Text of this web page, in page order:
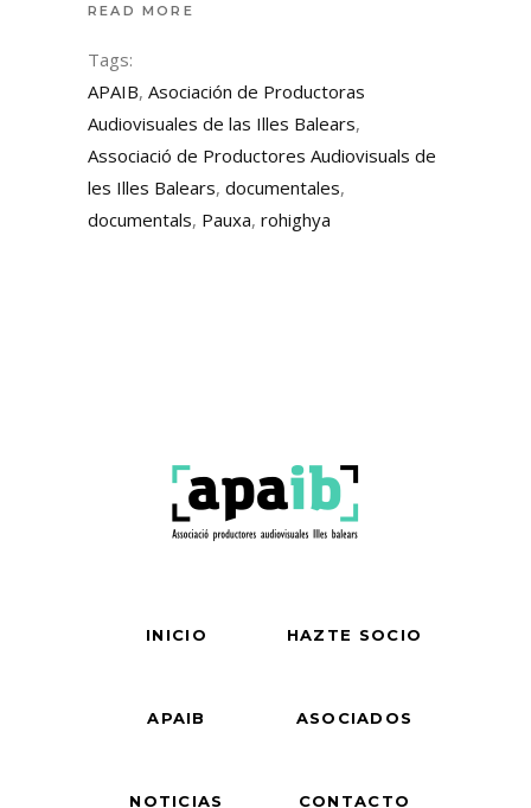
READ MORE
Tags:
APAIB, Asociación de Productoras
Audiovisuales de las Illes Balears,
Associació de Productores Audiovisuals de
les Illes Balears, documentales,
documentals, Pauxa, rohighya
INICIO HAZTE SOCIO
APAIB ASOCIADOS
NOTICIAS CONTACTO